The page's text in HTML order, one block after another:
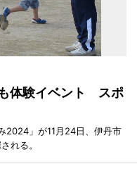
体験イベント スポ
2024」が11月24日、伊丹市
れる。